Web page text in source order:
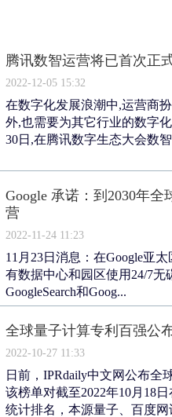
腾讯数智运营将已首次正
2022-12-05 15:32
在数字化发展浪潮中,运营商
外,也需要为其它行业的数字
30日,在腾讯数字生态大会数
Google 承诺：到2030年
营
2022-11-24 11:23
11月23日消息：在Google亚
有数据中心和园区使用24/7无
GoogleSearch和Goog...
全球量子计算专利百强公
2022-10-27 11:33
日前，IPRdaily中文网公布全
该榜单对截至2022年10月18
统计排名，本源量子、百度